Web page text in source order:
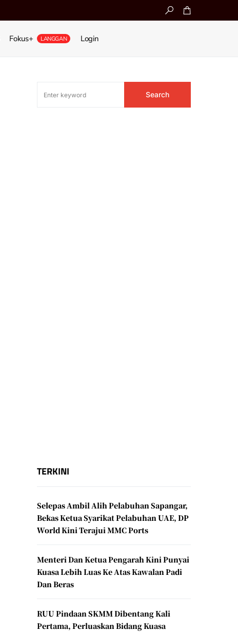
Fokus+ LANGGAN Login
Search
TERKINI
Selepas Ambil Alih Pelabuhan Sapangar,
Bekas Ketua Syarikat Pelabuhan UAE, DP
World Kini Terajui MMC Ports
Menteri Dan Ketua Pengarah Kini Punyai
Kuasa Lebih Luas Ke Atas Kawalan Padi
Dan Beras
RUU Pindaan SKMM Dibentang Kali
Pertama, Perluaskan Bidang Kuasa